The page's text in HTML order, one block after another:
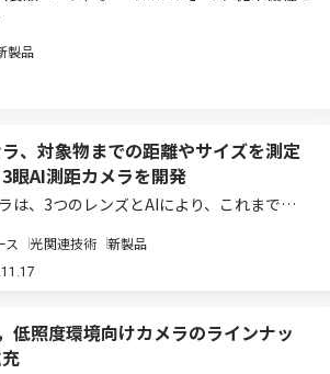
製品
、対象物までの距離やサイズを測定
眼AI測距カメラを開発
は、3つのレンズとAIにより、これまでス
状）の物体や、金属のような反射する物体
認識し、その対象物までの距離やサイズを
ス 光関連技術 新製品
低照度環境向けカメラのラインナッ